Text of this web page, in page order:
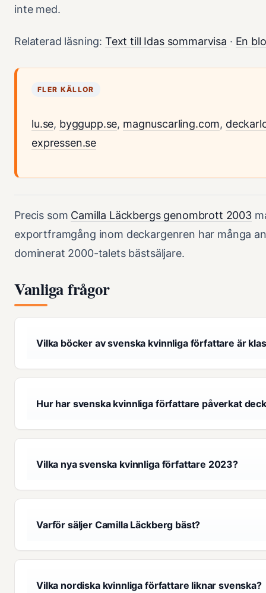
inte med.
Relaterad läsning: Text till Idas sommarvisa · En
FLER KÄLLOR
lu.se, byggupp.se, magnuscarling.com,
expressen.se
Precis som Camilla Läckbergs genombrott 2003
exportframgång inom deckargenren har många
dominerat 2000-talets bästsäljare.
Vanliga frågor
Vilka böcker av svenska kvinnliga författare är
Hur har svenska kvinnliga författare påverkat
Vilka nya svenska kvinnliga författare 2023?
Varför säljer Camilla Läckberg bäst?
Vilka nordiska kvinnliga författare liknar svenska?